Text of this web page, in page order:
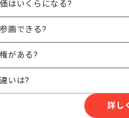
募集人数
業開始日
2026/01/05
医療機器の開発、製造、販売事業等を
はいくらになる?
画できる?
がある?
いは?
詳し